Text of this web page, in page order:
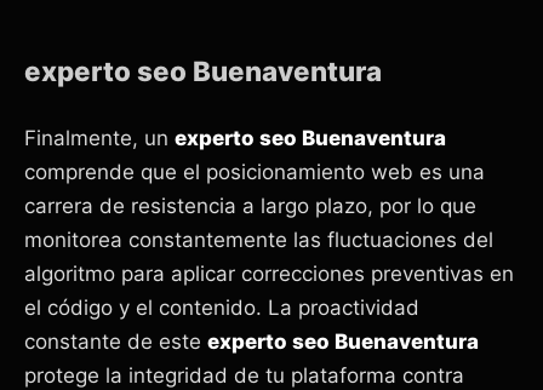
experto seo Buenaventura
Finalmente, un experto seo Buenaventura
comprende que el posicionamiento web es una
carrera de resistencia a largo plazo, por lo que
monitorea constantemente las fluctuaciones del
algoritmo para aplicar correcciones preventivas en
el código y el contenido. La proactividad
constante de este experto seo Buenaventura
protege la integridad de tu plataforma contra